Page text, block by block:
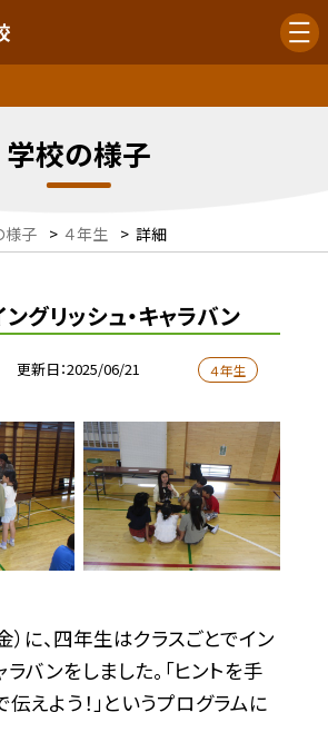
学校の様子
様子 > ４年生 > 詳細
グリッシュ・キャラバン
更新日 2025/06/21 ４年生
）に、四年生はクラスごとでイン
ラバンをしました。「ヒントを手
えよう！」というプログラムに